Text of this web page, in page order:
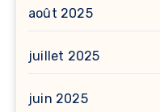
août 2025
juillet 2025
juin 2025